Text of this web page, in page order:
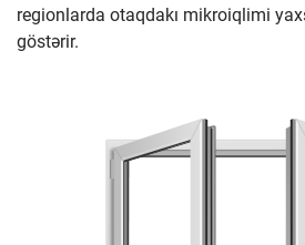
regionlarda otaqdakı mikroiqlimi
göstərir.